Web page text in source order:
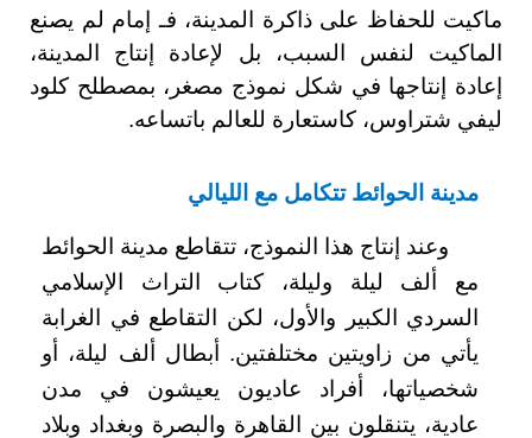
ماكيت للحفاظ على ذاكرة المدينة، فـ إمام لم يصنع
الماكيت لنفس السبب، بل لإعادة إنتاج المدينة،
إعادة إنتاجها في شكل نموذج مصغر، بمصطلح كلود
ليفي شتراوس، كاستعارة للعالم باتساعه.
مدينة الحوائط تتكامل مع الليالي
وعند إنتاج هذا النموذج، تتقاطع مدينة الحوائط
مع ألف ليلة وليلة، كتاب التراث الإسلامي
السردي الكبير والأول، لكن التقاطع في الغرابة
يأتي من زاويتين مختلفتين. أبطال ألف ليلة، أو
شخصياتها، أفراد عاديون يعيشون في مدن
عادية، يتنقلون بين القاهرة والبصرة وبغداد وبلاد